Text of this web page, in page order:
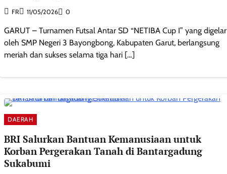
FR 11/05/2026 0
GARUT – Turnamen Futsal Antar SD “NETIBA Cup I” yang digelar
oleh SMP Negeri 3 Bayongbong, Kabupaten Garut, berlangsung
meriah dan sukses selama tiga hari […]
DAERAH
BRI Salurkan Bantuan Kemanusiaan untuk
Korban Pergerakan Tanah di Bantargadung
Sukabumi